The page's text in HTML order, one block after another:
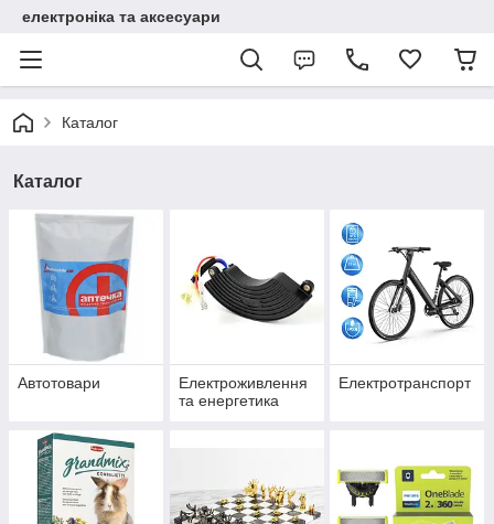
електроніка та аксесуари
Каталог
Каталог
Автотовари
Електроживлення
та енергетика
Електротранспорт